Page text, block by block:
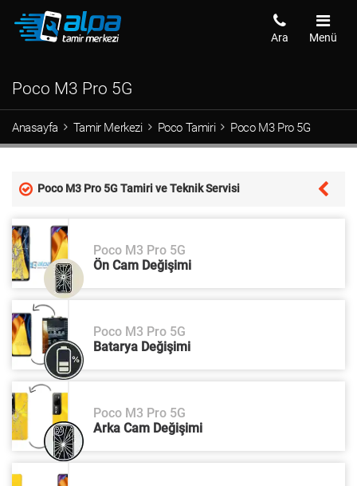
Menü
Ara
Poco M3 Pro 5G
Anasayfa Tamir Merkezi Poco Tamiri Poco M3 Pro 5G
Poco M3 Pro 5G Tamiri ve Teknik Servisi
Poco M3 Pro 5G
Ön Cam Değişimi
Poco M3 Pro 5G
Batarya Değişimi
Poco M3 Pro 5G
Arka Cam Değişimi